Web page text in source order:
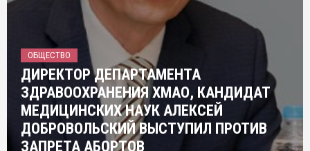
ОБЩЕСТВО
ДИРЕКТОР ДЕПАРТАМЕНТА
ЗДРАВООХРАНЕНИЯ ХМАО, КАНДИДАТ
МЕДИЦИНСКИХ НАУК АЛЕКСЕЙ
ДОБРОВОЛЬСКИЙ ВЫСТУПИЛ ПРОТИВ
ЗАПРЕТА АБОРТОВ